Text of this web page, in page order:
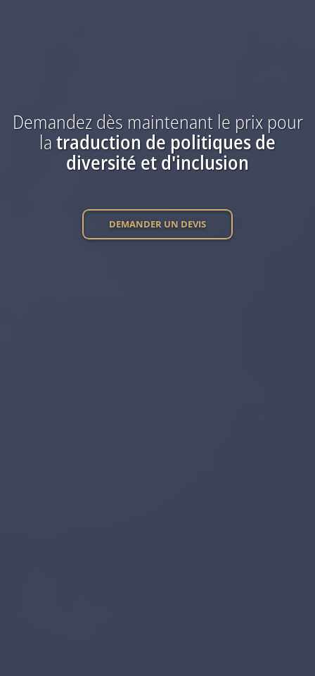
Demandez dès maintenant le prixpour
latraduction de politiques de
diversité et d'inclusion
DEMANDER UN DEVIS